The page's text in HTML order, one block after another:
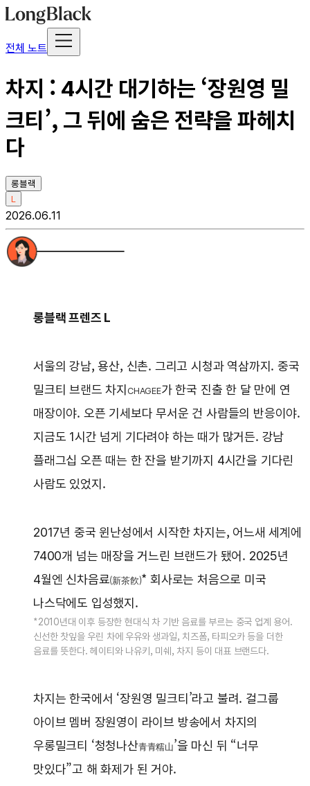
전체 노트
차지 : 4시간 대기하는 ‘장원영 밀
크티’, 그 뒤에 숨은 전략을 파헤치
다
롱블랙
L
2026.06.11
롱블랙 프렌즈 L
서울의 강남, 용산, 신촌. 그리고 시청과 역삼까지. 중국
밀크티 브랜드 차지CHAGEE가 한국 진출 한 달 만에 연
매장이야. 오픈 기세보다 무서운 건 사람들의 반응이야.
지금도 1시간 넘게 기다려야 하는 때가 많거든. 강남
플래그십 오픈 때는 한 잔을 받기까지 4시간을 기다린
사람도 있었지.
2017년 중국 윈난성에서 시작한 차지는, 어느새 세계에
7400개 넘는 매장을 거느린 브랜드가 됐어. 2025년
4월엔 신차음료(新茶飮)* 회사로는 처음으로 미국
나스닥에도 입성했지.
*2010년대 이후 등장한 현대식 차 기반 음료를 부르는 중국 업계 용어.
신선한 찻잎을 우린 차에 우유와 생과일, 치즈폼, 타피오카 등을 더한
음료를 뜻한다. 헤이티와 나유키, 미쉐, 차지 등이 대표 브랜드다.
차지는 한국에서 ‘장원영 밀크티’라고 불려. 걸그룹
아이브 멤버 장원영이 라이브 방송에서 차지의
우롱밀크티 ‘청청나산青青糯山’을 마신 뒤 “너무
맛있다”고 해 화제가 된 거야.